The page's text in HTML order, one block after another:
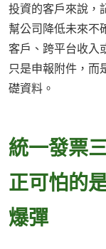
投資的客戶來說，
幫公司降低未來不
客戶、跨平台收入
只是申報附件，而
礎資料。
統一發票
正可怕的
爆彈